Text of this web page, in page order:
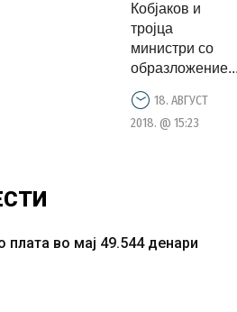
Кобјаков и
тројца
министри со
18. АВГУСТ
2018. @ 15:23
плата во мај 49.544 денари